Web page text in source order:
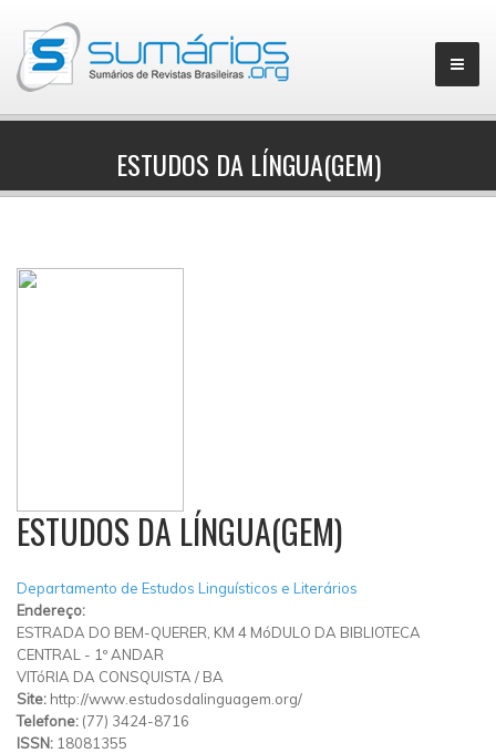
▼
ESTUDOS DA LÍNGUA(GEM)
ESTUDOS DA LÍNGUA(GEM)
Departamento de Estudos Linguísticos e Literários
Endereço:
ESTRADA DO BEM-QUERER, KM 4 MóDULO DA BIBLIOTECA
CENTRAL - 1º ANDAR
VITóRIA DA CONSQUISTA / BA
Site: http://www.estudosdalinguagem.org/
Telefone: (77) 3424-8716
ISSN: 18081355